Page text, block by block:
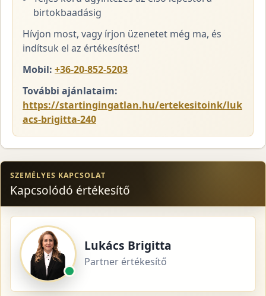
birtokbaadásig
Hívjon most, vagy írjon üzenetet még ma, és
indítsuk el az értékesítést!
Mobil: +36-20-852-5203
További ajánlataim:
https://startingingatlan.hu/ertekesitoink/luk
acs-brigitta-240
SZEMÉLYES KAPCSOLAT
Kapcsolódó értékesítő
Lukács Brigitta
Partner értékesítő